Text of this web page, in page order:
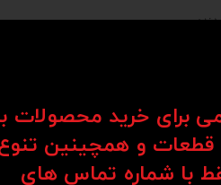
برای خرید محصولات
و همچینین
با شماره تماس های